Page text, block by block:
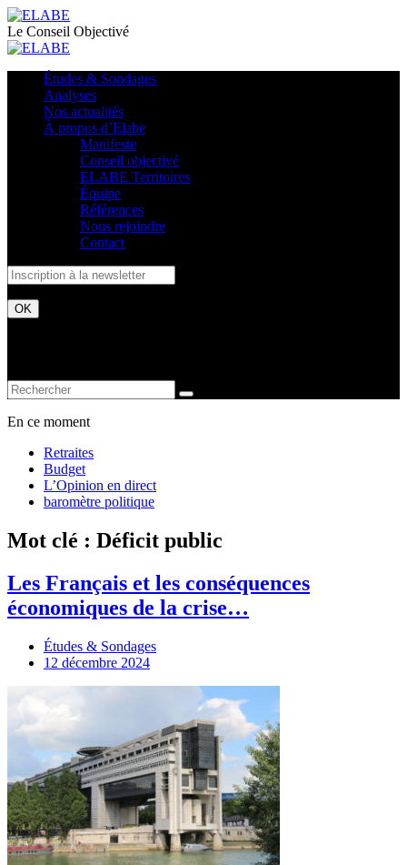
Le Conseil Objectivé
Études & Sondages
Analyses
Nos actualités
À propos d’Elabe
Manifeste
Conseil objectivé
ELABE Territoires
Équipe
Références
Nous rejoindre
Contact
En ce moment
Retraites
Budget
L’Opinion en direct
baromètre politique
Mot clé : Déficit public
Les Français et les conséquences
économiques de la crise…
Études & Sondages
12 décembre 2024